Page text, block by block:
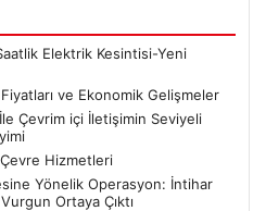
Elektrik Kesintisi-Yeni
ve Ekonomik Gelişmeler
Çevrim içi İletişimin Seviyeli
Hizmetleri
Yönelik Operasyon: İntihar
Ortaya Çıktı